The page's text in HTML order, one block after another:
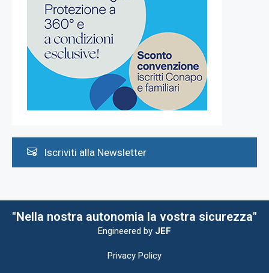
Iscriviti alla Newsletter
"Nella nostra autonomia la vostra sicurezza"
Engineered by JEF
Privacy Policy